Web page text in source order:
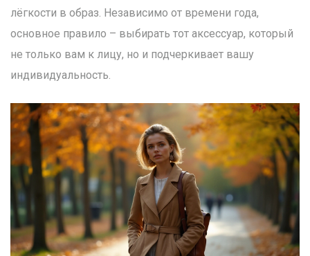
лёгкости в образ. Независимо от времени года,
основное правило – выбирать тот аксессуар, который
не только вам к лицу, но и подчеркивает вашу
индивидуальность.